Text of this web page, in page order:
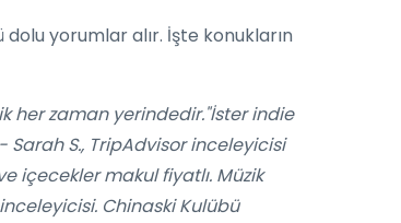
yorumlar alır. İşte konukların
her zaman yerindedir."İster indie
S., TripAdvisor inceleyicisi
içecekler makul fiyatlı. Müzik
Chinaski Kulübü